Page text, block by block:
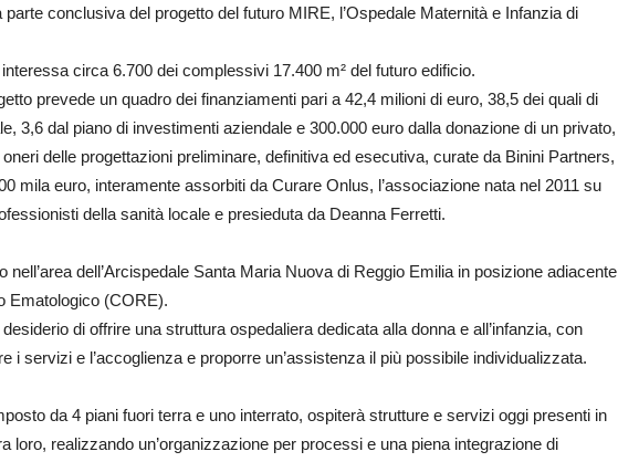
conclusiva del progetto del futuro MIRE, l’Ospedale Maternità e Infanzia di
circa 6.700 dei complessivi 17.400 m² del futuro edificio.
prevede un quadro dei finanziamenti pari a 42,4 milioni di euro, 38,5 dei quali di
3,6 dal piano di investimenti aziendale e 300.000 euro dalla donazione di un privato,
delle progettazioni preliminare, definitiva ed esecutiva, curate da Binini Partners,
mila euro, interamente assorbiti da Curare Onlus, l’associazione nata nel 2011 su
della sanità locale e presieduta da Deanna Ferretti.
nell’area dell’Arcispedale Santa Maria Nuova di Reggio Emilia in posizione adiacente
Ematologico (CORE).
di offrire una struttura ospedaliera dedicata alla donna e all’infanzia, con
i servizi e l’accoglienza e proporre un’assistenza il più possibile individualizzata.
da 4 piani fuori terra e uno interrato, ospiterà strutture e servizi oggi presenti in
loro, realizzando un’organizzazione per processi e una piena integrazione di